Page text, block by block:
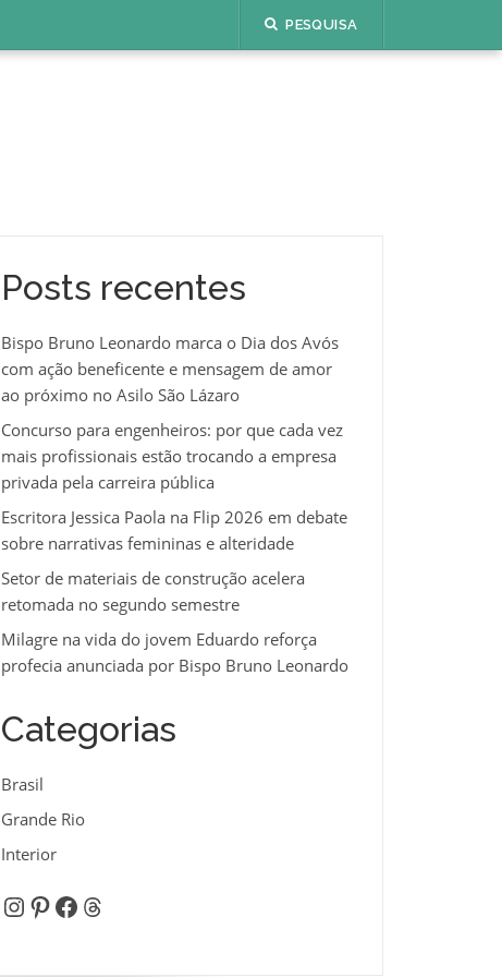
PESQUISA
Posts recentes
Bispo Bruno Leonardo marca o Dia dos Avós
com ação beneficente e mensagem de amor
ao próximo no Asilo São Lázaro
Concurso para engenheiros: por que cada vez
mais profissionais estão trocando a empresa
privada pela carreira pública
Escritora Jessica Paola na Flip 2026 em debate
sobre narrativas femininas e alteridade
Setor de materiais de construção acelera
retomada no segundo semestre
Milagre na vida do jovem Eduardo reforça
profecia anunciada por Bispo Bruno Leonardo
Categorias
Brasil
Grande Rio
Interior
Instagram
Pinterest
Facebook
Threads